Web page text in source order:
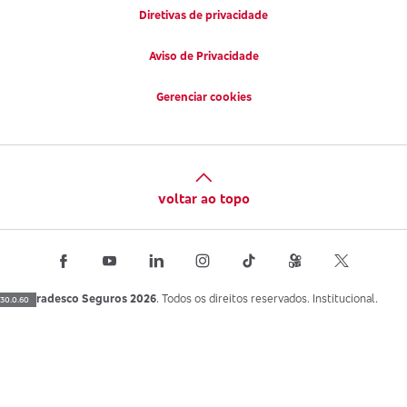
30.0.60
Diretivas de privacidade
Aviso de Privacidade
Gerenciar cookies
voltar ao topo
Bradesco Seguros 2026. Todos os direitos reservados. Institucional.